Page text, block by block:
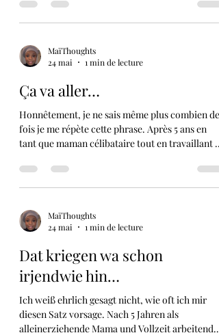
d’encouragements de mes proches…) je me
lance...
24 mai
1 min de lecture
Ça va aller…
Honnêtement, je ne sais même plus combien de
tant que maman célibataire tout en travaillant à
temps plein, je peux dire une chose : LES GARS,
Être stable financièrement pour son enfant et
pour soi-même. Être un soutien émotionnel
pour son enfant tout en essayant de rester
mentalement stable soi-même. Chaque jour, on
se lève et on se motive seule pour tenir la
journée. Certains jours son
24 mai
1 min de lecture
Dat kriegen wa schon
irjendwie hin…